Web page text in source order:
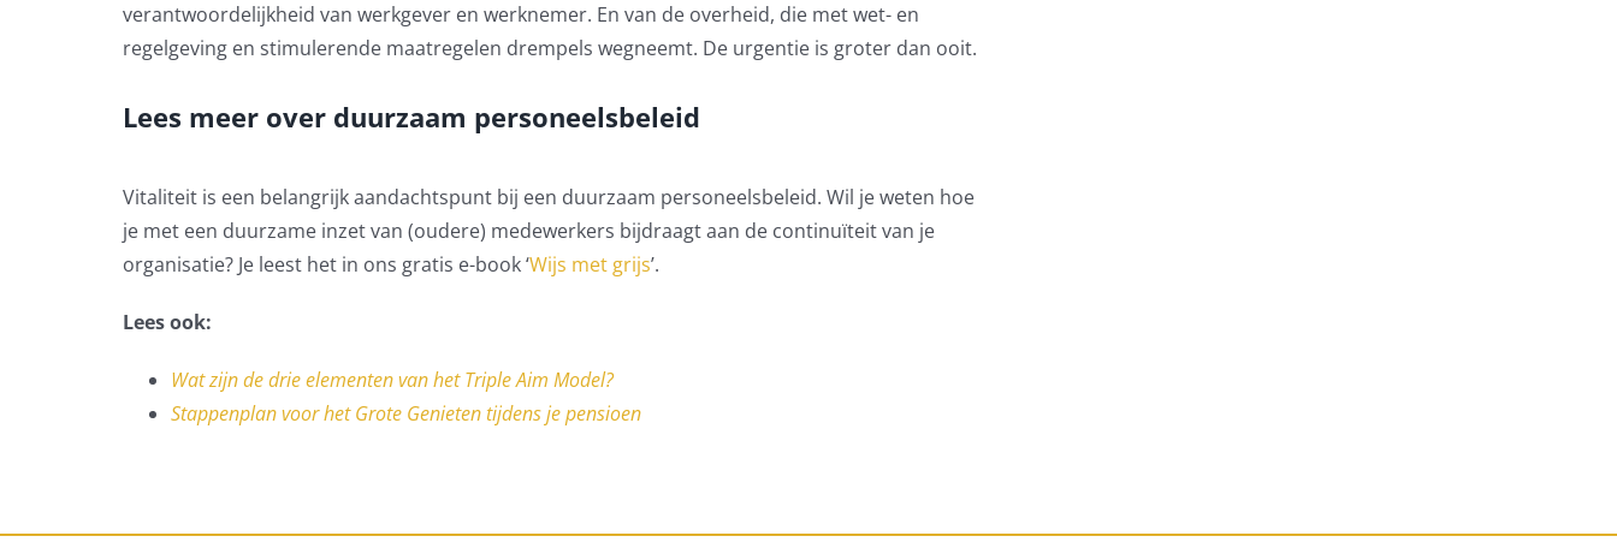
verantwoordelijkheid van werkgever en werknemer. En van de overheid, die met wet- en
regelgeving en stimulerende maatregelen drempels wegneemt. De urgentie is groter dan ooit.
Lees meer over duurzaam personeelsbeleid
Vitaliteit is een belangrijk aandachtspunt bij een duurzaam personeelsbeleid. Wil je weten hoe
je met een duurzame inzet van (oudere) medewerkers bijdraagt aan de continuïteit van je
organisatie? Je leest het in ons gratis e-book ‘Wijs met grijs’.
Lees ook:
Wat zijn de drie elementen van het Triple Aim Model?
Stappenplan voor het Grote Genieten tijdens je pensioen